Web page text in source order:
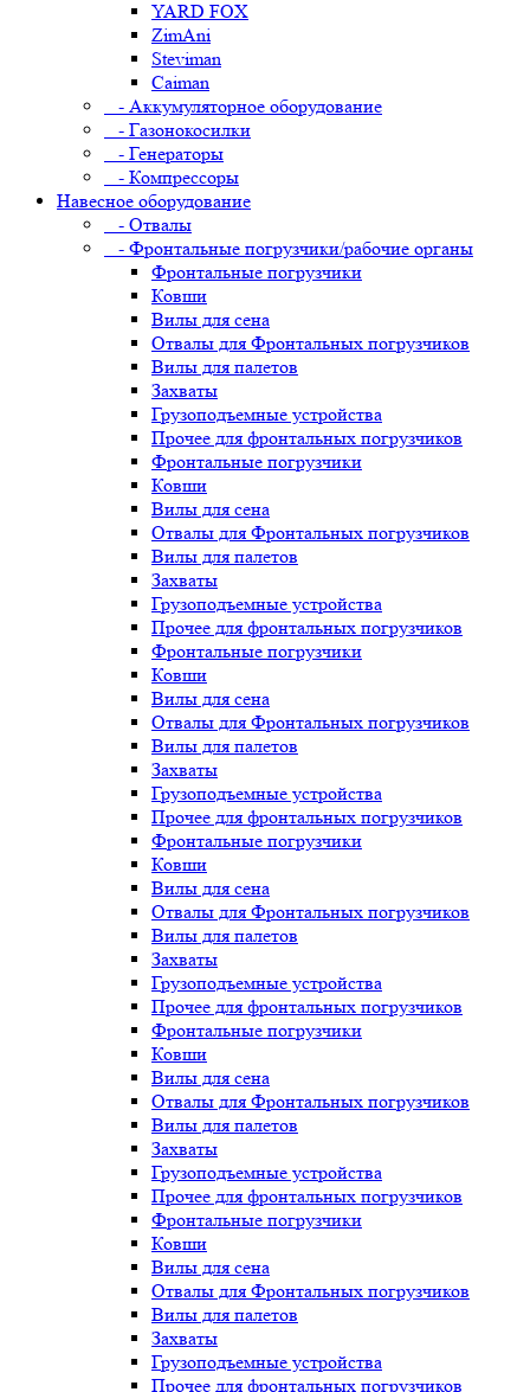
YARD FOX
ZimAni
Steviman
Caiman
- Аккумуляторное оборудование
- Газонокосилки
- Генераторы
- Компрессоры
Навесное оборудование
- Отвалы
- Фронтальные погрузчики/рабочие органы
Фронтальные погрузчики
Ковши
Вилы для сена
Отвалы для Фронтальных погрузчиков
Вилы для палетов
Захваты
Грузоподъемные устройства
Прочее для фронтальных погрузчиков
Фронтальные погрузчики
Ковши
Вилы для сена
Отвалы для Фронтальных погрузчиков
Вилы для палетов
Захваты
Грузоподъемные устройства
Прочее для фронтальных погрузчиков
Фронтальные погрузчики
Ковши
Вилы для сена
Отвалы для Фронтальных погрузчиков
Вилы для палетов
Захваты
Грузоподъемные устройства
Прочее для фронтальных погрузчиков
Фронтальные погрузчики
Ковши
Вилы для сена
Отвалы для Фронтальных погрузчиков
Вилы для палетов
Захваты
Грузоподъемные устройства
Прочее для фронтальных погрузчиков
Фронтальные погрузчики
Ковши
Вилы для сена
Отвалы для Фронтальных погрузчиков
Вилы для палетов
Захваты
Грузоподъемные устройства
Прочее для фронтальных погрузчиков
Фронтальные погрузчики
Ковши
Вилы для сена
Отвалы для Фронтальных погрузчиков
Вилы для палетов
Захваты
Грузоподъемные устройства
Прочее для фронтальных погрузчиков